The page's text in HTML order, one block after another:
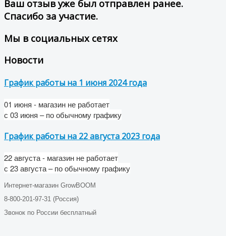
Ваш отзыв уже был отправлен ранее.
Спасибо за участие.
Мы в социальных сетях
Новости
График работы на 1 июня 2024 года
01 июня - магазин не работает
с 03 июня – по обычному графику
График работы на 22 августа 2023 года
22 августа - магазин не работает
с 23 августа – по обычному графику
Интернет-магазин GrowBOOM
8-800-201-97-31 (Россия)
Звонок по России бесплатный